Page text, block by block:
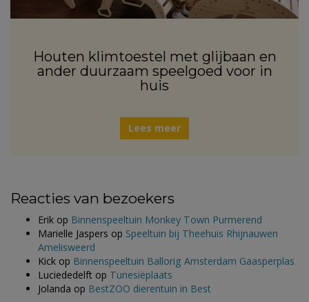
Houten klimtoestel met glijbaan en
ander duurzaam speelgoed voor in
huis
Lees meer
Reacties van bezoekers
Erik op Binnenspeeltuin Monkey Town Purmerend
Marielle Jaspers op Speeltuin bij Theehuis Rhijnauwen
Amelisweerd
Kick op Binnenspeeltuin Ballorig Amsterdam Gaasperplas
Luciededelft op Tunesiëplaats
Jolanda op BestZOO dierentuin in Best